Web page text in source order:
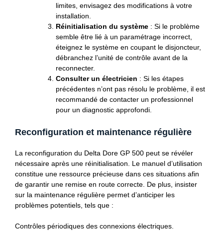
limites, envisagez des modifications à votre
installation.
Réinitialisation du système : Si le problème
semble être lié à un paramétrage incorrect,
éteignez le système en coupant le disjoncteur,
débranchez l’unité de contrôle avant de la
reconnecter.
Consulter un électricien : Si les étapes
précédentes n’ont pas résolu le problème, il est
recommandé de contacter un professionnel
pour un diagnostic approfondi.
Reconfiguration et maintenance régulière
La reconfiguration du Delta Dore GP 500 peut se révéler
nécessaire après une réinitialisation. Le manuel d’utilisation
constitue une ressource précieuse dans ces situations afin
de garantir une remise en route correcte. De plus, insister
sur la maintenance régulière permet d’anticiper les
problèmes potentiels, tels que :
Contrôles périodiques des connexions électriques.